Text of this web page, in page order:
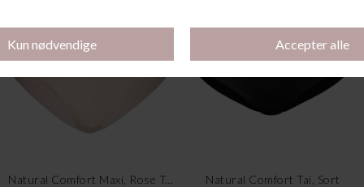
Natural Comfort Maxi, Rose Teint
Natural Comfort Tai, Sort